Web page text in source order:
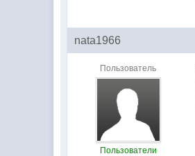
nata1966
Пользователь
Пользователи